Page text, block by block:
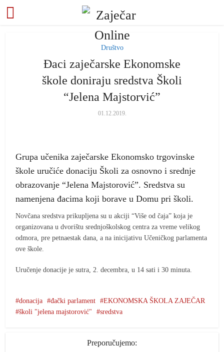
Društvo
Đaci zaječarske Ekonomske
škole doniraju sredstva Školi
“Jelena Majstorvić”
01.12.2019.
Grupa učenika zaječarske Ekonomsko trgovinske
škole uručiće donaciju Školi za osnovno i srednje
obrazovanje “Jelena Majstorović”. Sredstva su
namenjena đacima koji borave u Domu pri školi.
Novčana sredstva prikupljena su u akciji “Više od čaja” koja je
organizovana u dvorištu srednjoškolskog centra za vreme velikog
odmora, pre petnaestak dana, a na inicijativu Učeničkog parlamenta
ove škole.
Uručenje donacije je sutra, 2. decembra, u 14 sati i 30 minuta.
donacija đački parlament
EKONOMSKA ŠKOLA ZAJEČAR
školi "jelena majstorović"
sredstva
Preporučujemo: